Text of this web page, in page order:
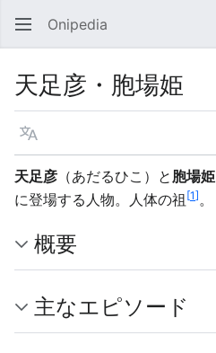
Onipedia
天足彦・胞場姫
言語
天足彦 （あだるひこ）と 胞場姫
に登場する人物。人体の祖 [1]。
概要
主なエピソード